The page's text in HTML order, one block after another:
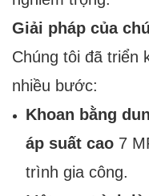
Giải pháp của
Chúng tôi đã triển
nhiều bước:
Khoan bằng
áp suất cao7
trình gia công.